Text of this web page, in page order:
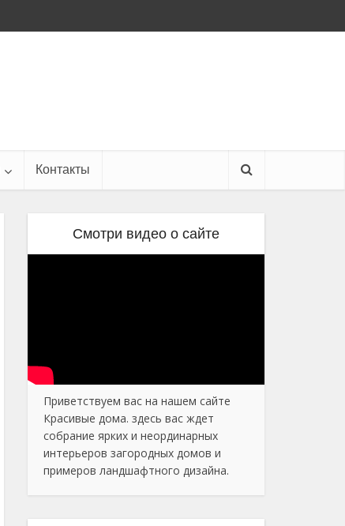
Контакты
Смотри видео о сайте
Приветствуем вас на нашем сайте
Красивые дома. здесь вас ждет
собрание ярких и неординарных
интерьеров загородных домов и
примеров ландшафтного дизайна.